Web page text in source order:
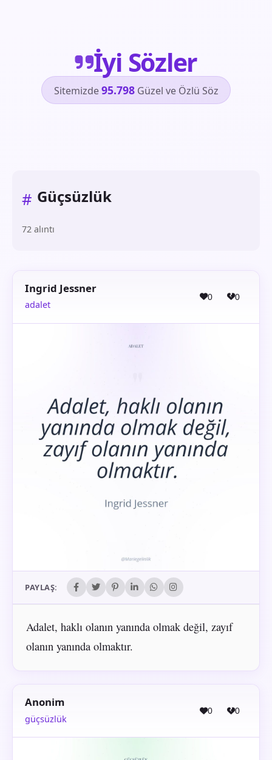
İyi Sözler
Sitemizde95.798Güzel ve Özlü Söz
# Güçsüzlük
72 alıntı
Ingrid Jessner
adalet
0 0
PAYLAŞ:
Adalet, haklı olanın yanında olmak değil, zayıf
olanın yanında olmaktır.
Anonim
güçsüzlük
0 0